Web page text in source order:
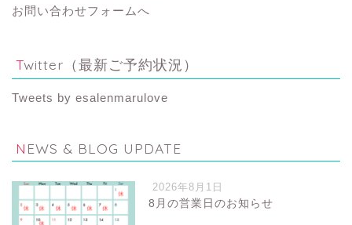
お問い合わせフォームへ
Twitter（最新ご予約状況）
Tweets by esalenmarulove
NEWS & BLOG UPDATE
2026年8月1日
8月の営業日のお知らせ